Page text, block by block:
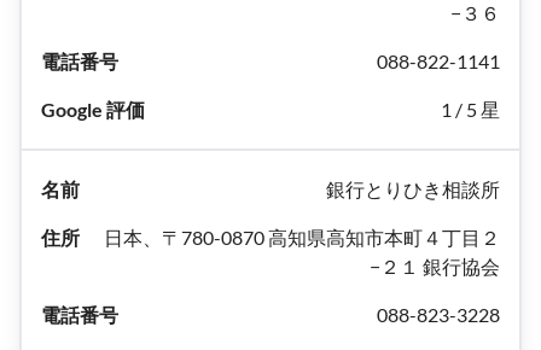
−３６
088-822-1141
1 / 5 星
銀行とりひき相談所
日本、〒780-0870 高知県高知市本町４丁目２
−２１ 銀行協会
088-823-3228